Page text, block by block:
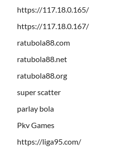
https://117.18.0.165/
https://117.18.0.167/
ratubola88.com
ratubola88.net
ratubola88.org
super scatter
parlay bola
Pkv Games
https://liga95.com/